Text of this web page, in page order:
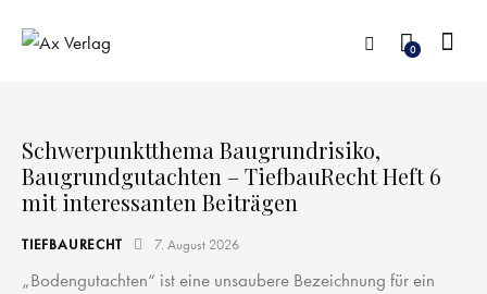
0
Schwerpunktthema Baugrundrisiko,
Baugrundgutachten – TiefbauRecht Heft 6
mit interessanten Beiträgen
TIEFBAURECHT 7. August 2026
„Bodengutachten“ ist eine unsaubere Bezeichnung für ein